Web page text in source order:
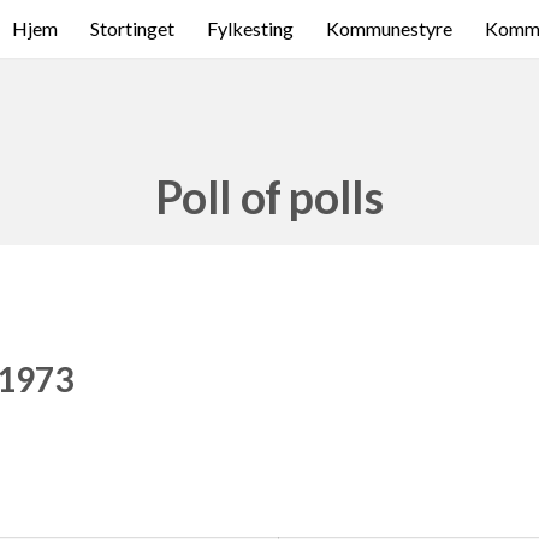
Hjem Stortinget Fylkesting Kommunestyre
Poll of polls